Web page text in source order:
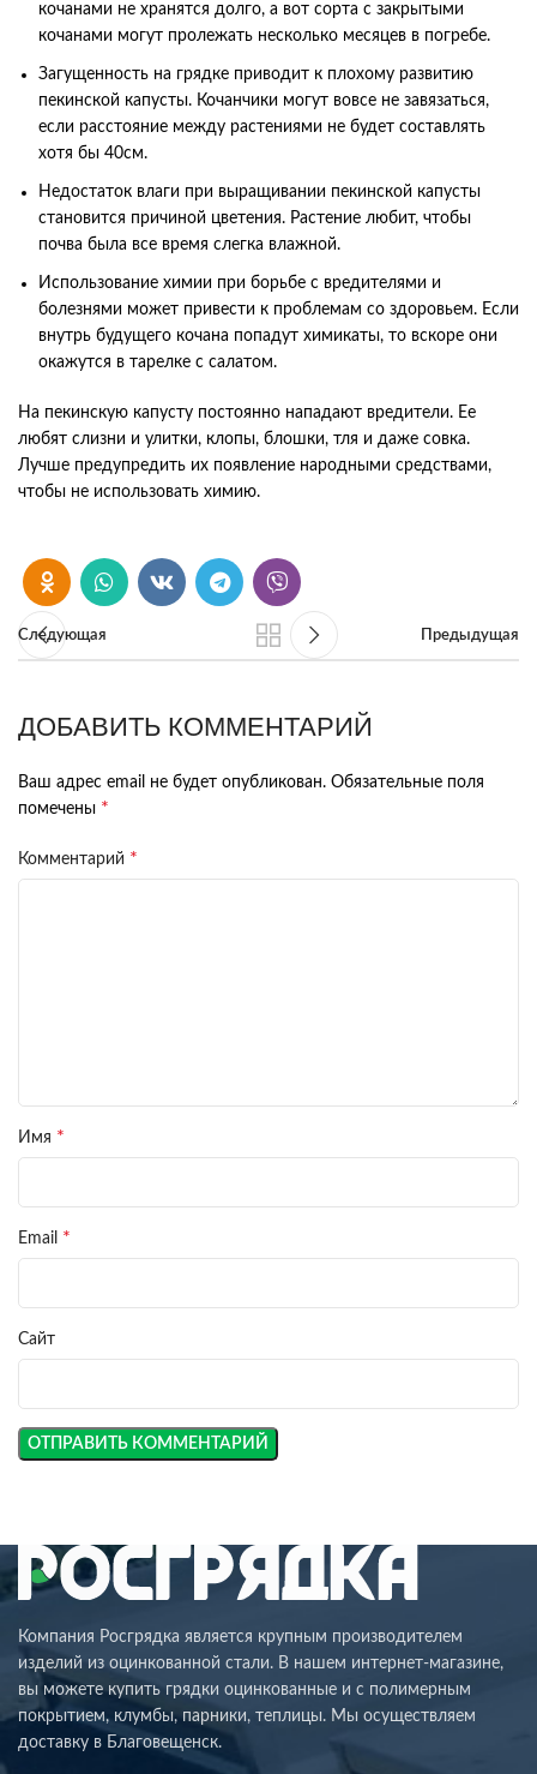
кочанами не хранятся долго, а вот сорта с закрытыми
кочанами могут пролежать несколько месяцев в погребе.
Загущенность на грядке приводит к плохому развитию
пекинской капусты. Кочанчики могут вовсе не завязаться,
если расстояние между растениями не будет составлять
хотя бы 40см.
Недостаток влаги при выращивании пекинской капусты
становится причиной цветения. Растение любит, чтобы
почва была все время слегка влажной.
Использование химии при борьбе с вредителями и
болезнями может привести к проблемам со здоровьем. Если
внутрь будущего кочана попадут химикаты, то вскоре они
окажутся в тарелке с салатом.
На пекинскую капусту постоянно нападают вредители. Ее
любят слизни и улитки, клопы, блошки, тля и даже совка.
Лучше предупредить их появление народными средствами,
чтобы не использовать химию.
Следующая Предыдущая
ДОБАВИТЬ КОММЕНТАРИЙ
Ваш адрес email не будет опубликован. Обязательные поля
помечены *
Комментарий *
Имя *
Email *
Сайт
Компания Росгрядка является крупным производителем
изделий из оцинкованной стали. В нашем интернет-магазине,
вы можете купить грядки оцинкованные и с полимерным
покрытием, клумбы, парники, теплицы. Мы осуществляем
доставку в Благовещенск.